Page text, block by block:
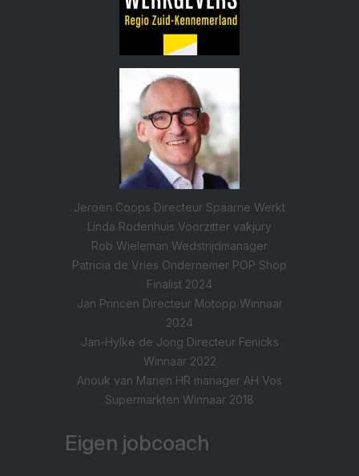
Jeroen Coops Directeur Spaarne Werkt
Linda Rodenhuis Voorzitter vakjury
Rob Wieleman Wedstrijdmanager
Patricia de Vries Ondernemer POP Shop
Finalist 2024
Jan Princen Directeur Motopp Winnaar
2024
Jan-Hylke de Jong Directeur Fenicks
Winnaar 2022
Anouk van Manen HR manager AH Vos
Supermarkten Winnaar 2018
Eigen jobcoach